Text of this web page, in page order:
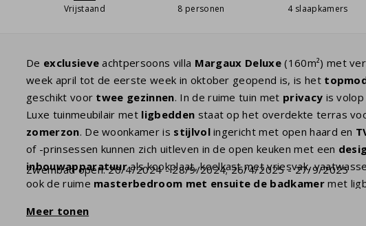
Vrijstaand 8 personen 4 slaapkamers
De exclusieve achtpersoons villa Margaux Deluxe (160m²) met
week april tot de eerste week in oktober geopend is, is het
geschikt voor twee gezinnen. In de ruime tuin met privacy is
Luxe tuinmeubilair met ligbedden staat op het overdekte terras
zomerzon. De woonkamer is stijlvolingericht met open haard en
of -prinsessen kunnen zich uitleven in de open keuken met een
inbouwapparatuurals kookplaat, koelkast met vriesvak,
ook de ruime masterbedroom met ensuite de badkamermet
dubbele wastafel. De twee andere slaapkamers kunnen samen
Zwembad open: 20/4/2024 - 28/9/2024; 26/4/2025 - 27/9/2025
Meer tonen